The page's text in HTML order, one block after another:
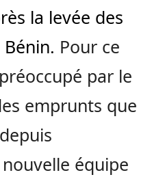
la levée des
Pour ce
par le
emprunts que
équipe